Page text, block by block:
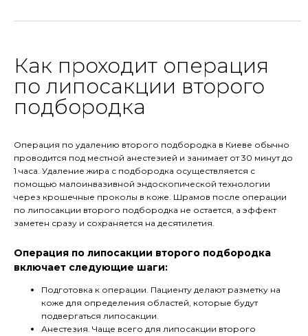
Как проходит операция
по липосакции второго
подбородка
Операция по удалению второго подбородка в Киеве обычно
проводится под местной анестезией и занимает от 30 минут до
1 часа. Удаление жира с подбородка осуществляется с
помощью малоинвазивной эндоскопической технологии
через крошечные проколы в коже. Шрамов после операции
по липосакции второго подбородка не остается, а эффект
заметен сразу и сохраняется на десятилетия.
Операция по липосакции второго подбородка
включает следующие шаги:
Подготовка к операции. Пациенту делают разметку на
коже для определения областей, которые будут
подвергаться липосакции.
Анестезия. Чаще всего для липосакции второго